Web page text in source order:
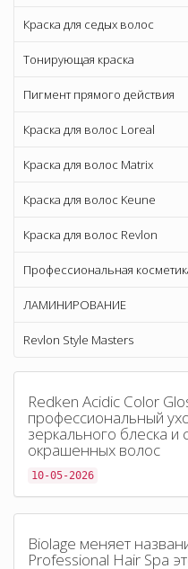
Краска для седых волос
Тонирующая краска
Пигмент прямого действия
Краска для волос Loreal
Краска для волос Matrix
Краска для волос Keune
Краска для волос Revlon
Профессиональная
ЛАМИНИРОВАНИЕ
Revlon Style Masters
Redken Acidic Color
профессиональный
зеркального блеска и
окрашенных волос
10-05-2026
Biolage меняет
Professional Hair Spa